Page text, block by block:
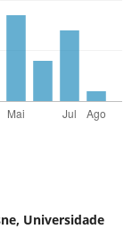
Universidade